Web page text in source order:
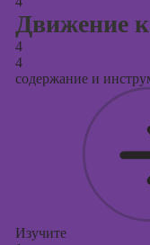
Движение
4
4
содержание и
Изучите